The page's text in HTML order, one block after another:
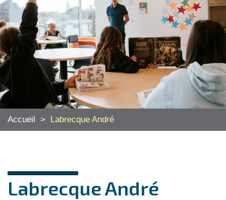
Accueil > Labrecque André
Labrecque André